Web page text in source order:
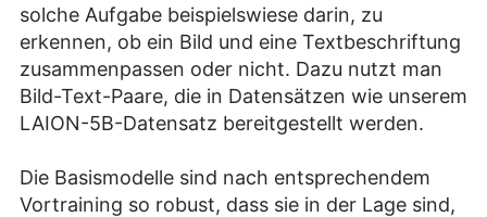
solche Aufgabe beispielswiese darin, zu
erkennen, ob ein Bild und eine Textbeschriftung
zusammenpassen oder nicht. Dazu nutzt man
Bild-Text-Paare, die in Datensätzen wie unserem
LAION-5B-Datensatz bereitgestellt werden.
Die Basismodelle sind nach entsprechendem
Vortraining so robust, dass sie in der Lage sind,